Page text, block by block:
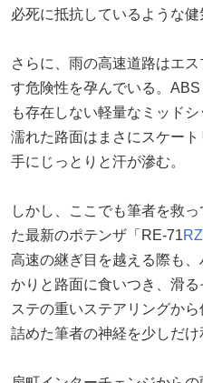
必死に抵抗しているような健
さらに、雨の高速道路はエ
す危険性を孕んでいる。
も存在しない軽量なミッド
濡れた路面はまさにスケー
手にじっとりと汗が滲む。
しかし、ここでも筆者を救
た最新のポテンザ「RE-71RZ
高速の継ぎ目を越える際も
かりと路面に食いつき、滑
ステの重いステアリングか
詰めた筆者の神経を少しだけ